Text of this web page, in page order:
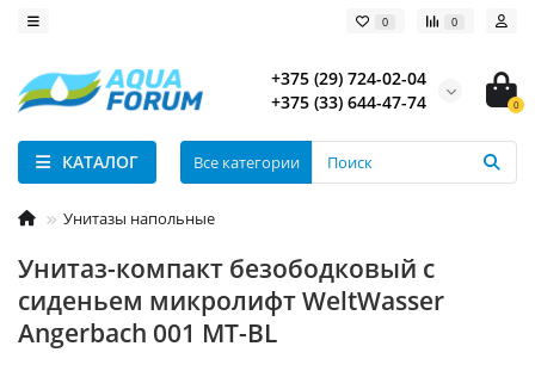
0 0
+375 (29) 724-02-04
+375 (33) 644-47-74
0
КАТАЛОГ Все категории
Унитазы напольные
Унитаз-компакт безободковый с
сиденьем микролифт WeltWasser
Angerbach 001 MT-BL